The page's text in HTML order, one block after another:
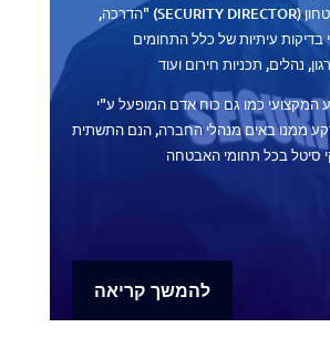
" (SECURITY DIRECTOR)הדרכה,
בדיקות עיתיות של כלל התחומים
נהלים, תכניות חירום ועוד
המקצועי כמו גם כוח אדם המופעל ע"י
ממנו באים מנהלי החברה, הנם התשתית
סיטל בכל תחומי האבטחה
להמשך קריאה